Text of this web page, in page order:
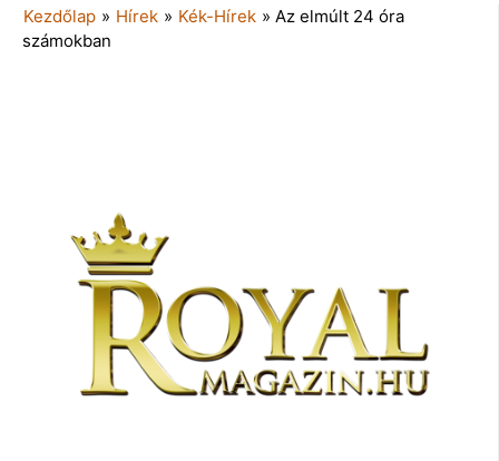
Kezdőlap » Hírek » Kék-Hírek » Az elmúlt 24 óra
számokban